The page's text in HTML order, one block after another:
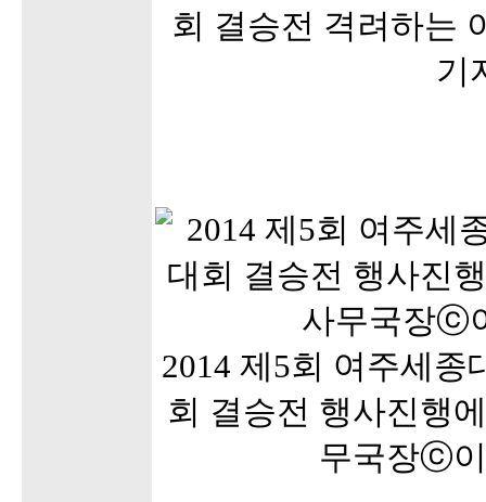
회 결승전 격려하는
기
2014 제5회 여주세종
회 결승전 행사진행
무국장ⓒ